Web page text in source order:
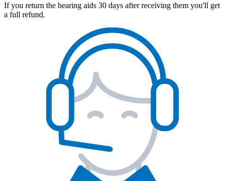
If you return the hearing aids 30 days after receiving them you'll get
a full refund.